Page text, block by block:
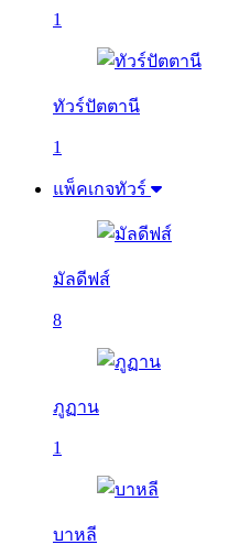
1
ทัวร์ปัตตานี
1
แพ็คเกจทัวร์
มัลดีฟส์
8
ภูฏาน
1
บาหลี